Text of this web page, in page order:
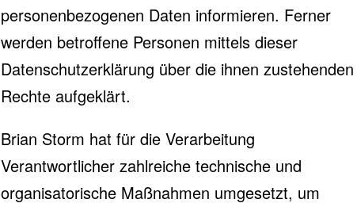
personenbezogenen Daten informieren. Ferner
werden betroffene Personen mittels dieser
Datenschutzerklärung über die ihnen zustehenden
Rechte aufgeklärt.
Brian Storm hat für die Verarbeitung
Verantwortlicher zahlreiche technische und
organisatorische Maßnahmen umgesetzt, um